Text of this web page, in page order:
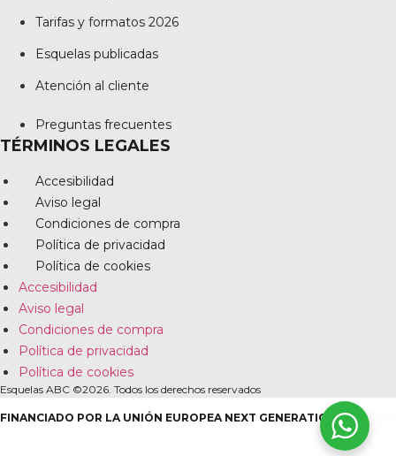
Tarifas y formatos 2026
Esquelas publicadas
Atención al cliente
Preguntas frecuentes
TÉRMINOS LEGALES
Accesibilidad
Aviso legal
Condiciones de compra
Política de privacidad
Política de cookies
Accesibilidad
Aviso legal
Condiciones de compra
Política de privacidad
Política de cookies
Esquelas ABC ©2026. Todos los derechos reservados
FINANCIADO POR LA UNIÓN EUROPEA NEXT GENERATION EU